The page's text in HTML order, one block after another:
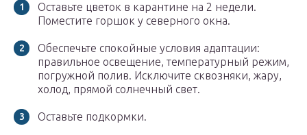
Оставьте цветок в карантине на 2 недели.
Поместите горшок у северного окна.
Обеспечьте спокойные условия адаптации:
правильное освещение, температурный режим,
погружной полив. Исключите сквозняки, жару,
холод, прямой солнечный свет.
Оставьте подкормки.